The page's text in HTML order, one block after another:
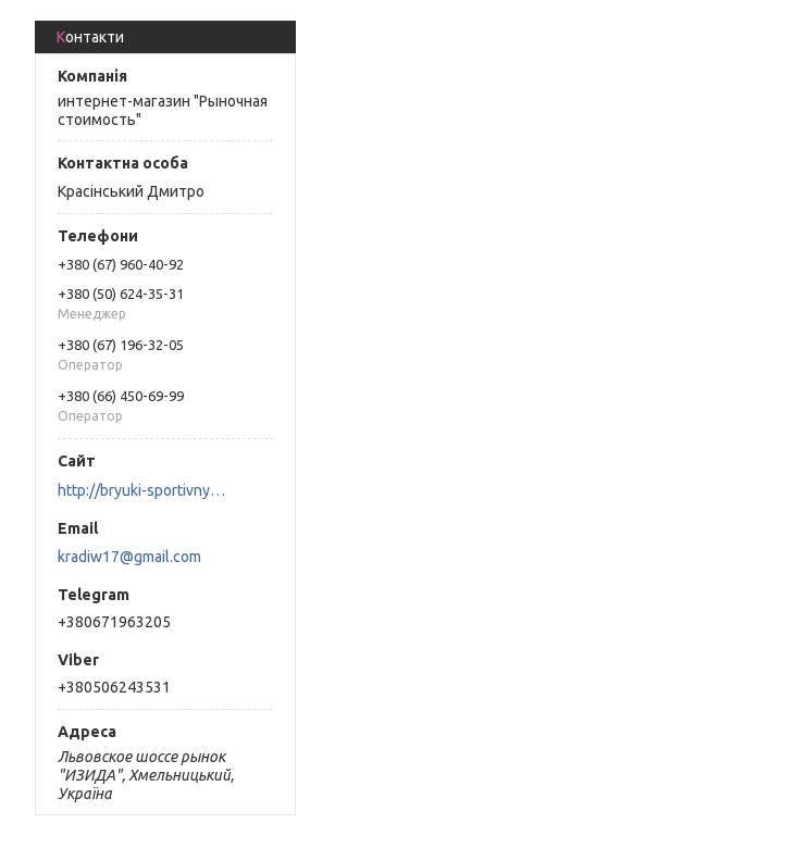
Контакти
интернет-магазин "Рыночная
стоимость"
Красінський Дмитро
+380 (67) 960-40-92
+380 (50) 624-35-31
Менеджер
+380 (67) 196-32-05
Оператор
+380 (66) 450-69-99
Оператор
http://bryuki-sportivnye.сom.ua
kradiw17@gmail.com
+380671963205
+380506243531
Львовское шоссе рынок
"ИЗИДА", Хмельницький,
Україна